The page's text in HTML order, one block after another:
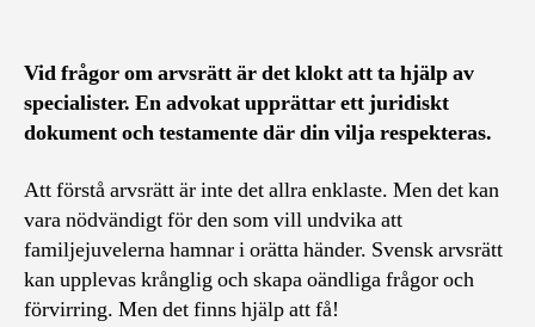
Vid frågor om arvsrätt är det klokt att ta hjälp av
specialister. En advokat upprättar ett juridiskt
dokument och testamente där din vilja respekteras.
Att förstå arvsrätt är inte det allra enklaste. Men det kan
vara nödvändigt för den som vill undvika att
familjejuvelerna hamnar i orätta händer. Svensk arvsrätt
kan upplevas krånglig och skapa oändliga frågor och
förvirring. Men det finns hjälp att få!